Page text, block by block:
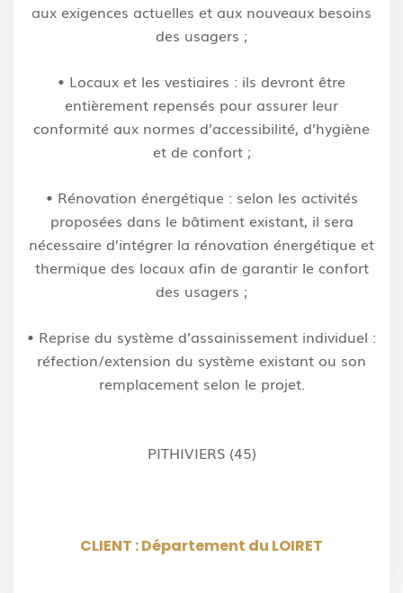
aux exigences actuelles et aux nouveaux besoins
des usagers ;
• Locaux et les vestiaires : ils devront être
entièrement repensés pour assurer leur
conformité aux normes d’accessibilité, d’hygiène
et de confort ;
• Rénovation énergétique : selon les activités
proposées dans le bâtiment existant, il sera
nécessaire d’intégrer la rénovation énergétique et
thermique des locaux afin de garantir le confort
des usagers ;
• Reprise du système d’assainissement individuel :
réfection/extension du système existant ou son
remplacement selon le projet.
PITHIVIERS (45)
CLIENT : Département du LOIRET